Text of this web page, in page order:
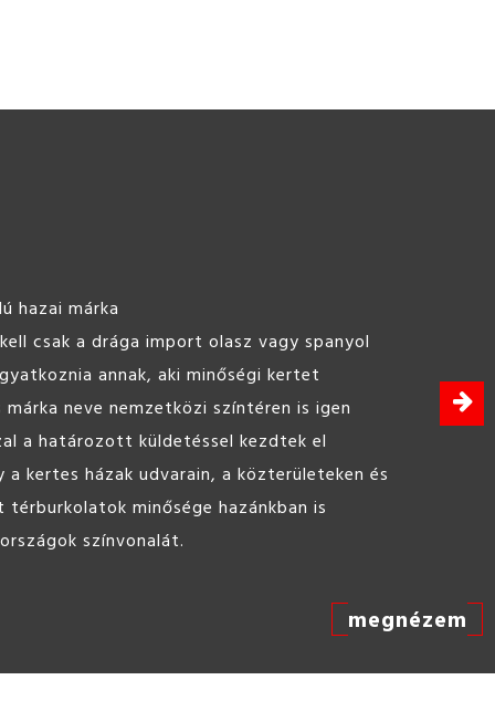
ST line Hobbybeton 25kg
Könnyen bedolgozható, felhasználásra kész
barkács célokra.